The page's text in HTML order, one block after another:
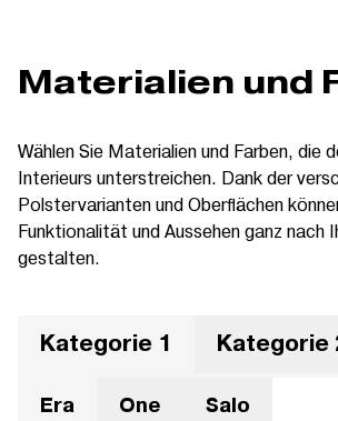
Materialien und
Wählen Sie Materialien und Farben, die
Interieurs unterstreichen. Dank der
Polstervarianten und Oberflächen
Funktionalität und Aussehen ganz nach
gestalten.
Kategorie 1 Kategorie
Era One Salo